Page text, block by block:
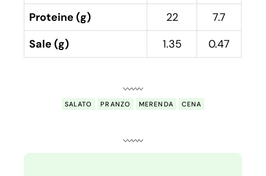
Proteine (g)
22
7.7
Sale (g)
1.35 0.47
SALATO PRANZO MERENDA CENA